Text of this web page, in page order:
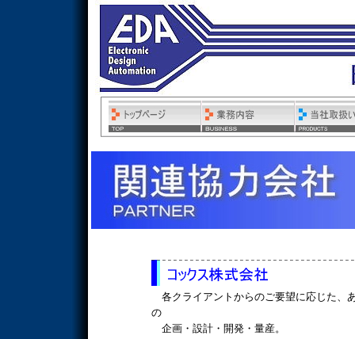
各クライアントからのご要望に応じた、
の
企画・設計・開発・量産。